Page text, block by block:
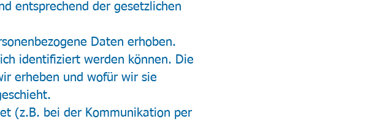
entsprechend der gesetzlichen
Daten erhoben.
identifiziert werden können. Die
erheben und wofür wir sie
(z.B. bei der Kommunikation per